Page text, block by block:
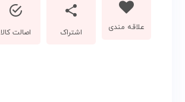
اشتراک اصالت کالا